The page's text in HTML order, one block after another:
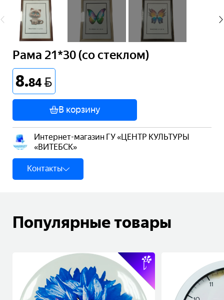
Рама 21*30 (со стеклом)
8.84BYN
В корзину
Интернет-магазин ГУ «ЦЕНТР КУЛЬТУРЫ
«ВИТЕБСК»
Контакты
Популярные товары